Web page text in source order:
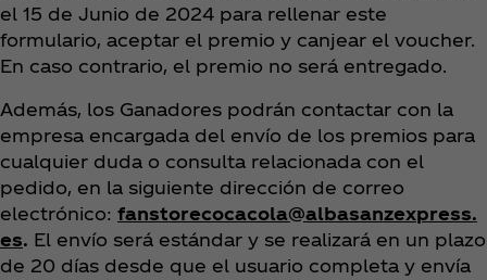
el 15 de Junio de 2024 para rellenar este
formulario, aceptar el premio y canjear el voucher.
En caso contrario, el premio no será entregado.
Además, los Ganadores podrán contactar con la
empresa encargada del envío de los premios para
cualquier duda o consulta relacionada con el
pedido, en la siguiente dirección de correo
electrónico: fanstorecocacola@albasanzexpress.
es. El envío será estándar y se realizará en un plazo
de 20 días desde que el usuario completa y envía